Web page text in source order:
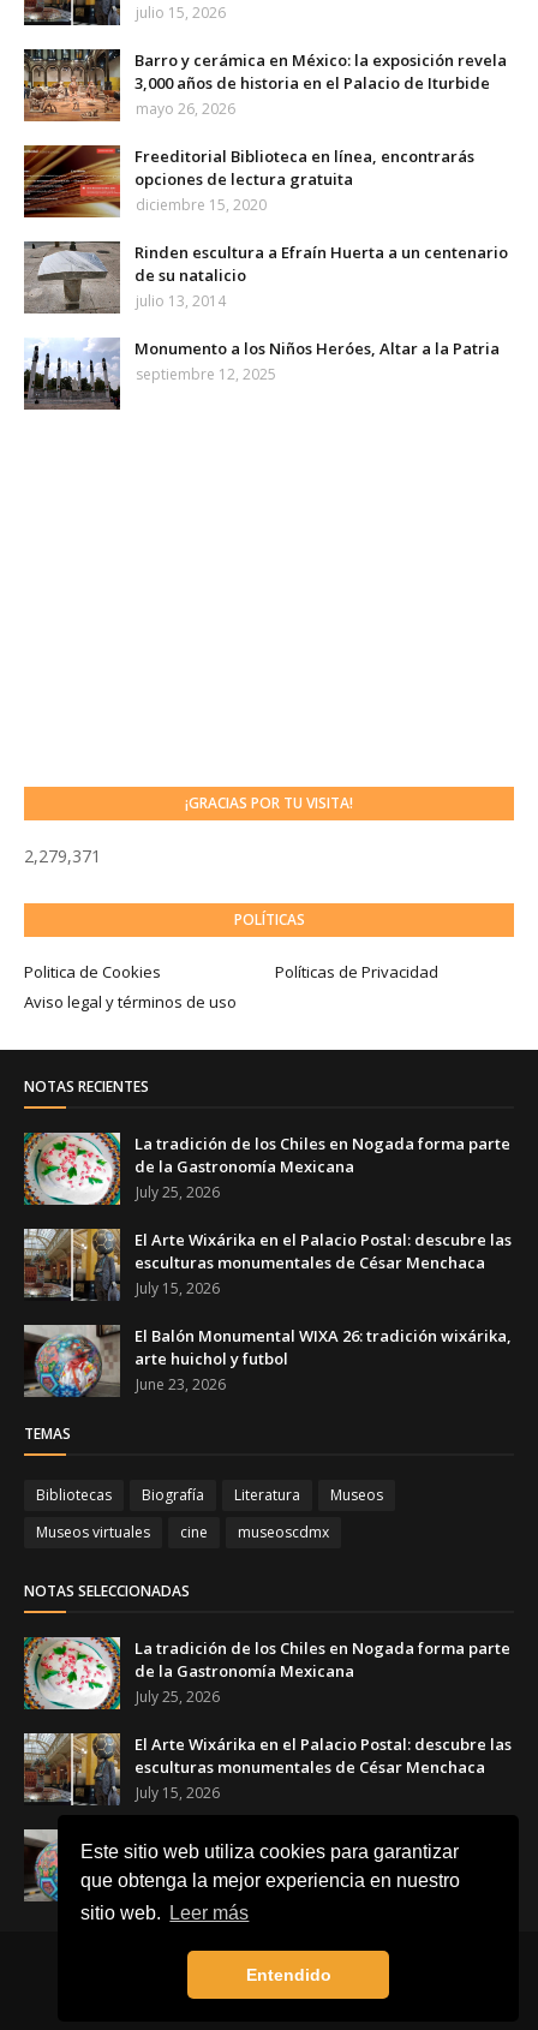
Este sitio web utiliza cookies para garantizar
que obtenga la mejor experiencia en nuestro
sitio web.
Leer más
Entendido
julio 15, 2026
Barro y cerámica en México: la exposición revela
3,000 años de historia en el Palacio de Iturbide
mayo 26, 2026
Freeditorial Biblioteca en línea, encontrarás
opciones de lectura gratuita
diciembre 15, 2020
Rinden escultura a Efraín Huerta a un centenario
de su natalicio
julio 13, 2014
Monumento a los Niños Heróes, Altar a la Patria
septiembre 12, 2025
¡GRACIAS POR TU VISITA!
2,279,371
POLÍTICAS
Politica de Cookies
Políticas de Privacidad
Aviso legal y términos de uso
NOTAS RECIENTES
La tradición de los Chiles en Nogada forma parte
de la Gastronomía Mexicana
July 25, 2026
El Arte Wixárika en el Palacio Postal: descubre las
esculturas monumentales de César Menchaca
July 15, 2026
El Balón Monumental WIXA 26: tradición wixárika,
arte huichol y futbol
June 23, 2026
TEMAS
Bibliotecas Biografía Literatura
Museos
Museos virtuales
cine museoscdmx
NOTAS SELECCIONADAS
La tradición de los Chiles en Nogada forma parte
de la Gastronomía Mexicana
July 25, 2026
El Arte Wixárika en el Palacio Postal: descubre las
esculturas monumentales de César Menchaca
July 15, 2026
El Balón Monumental WIXA 26: tradición wixárika,
arte huichol y futbol
June 23, 2026
Acerca de